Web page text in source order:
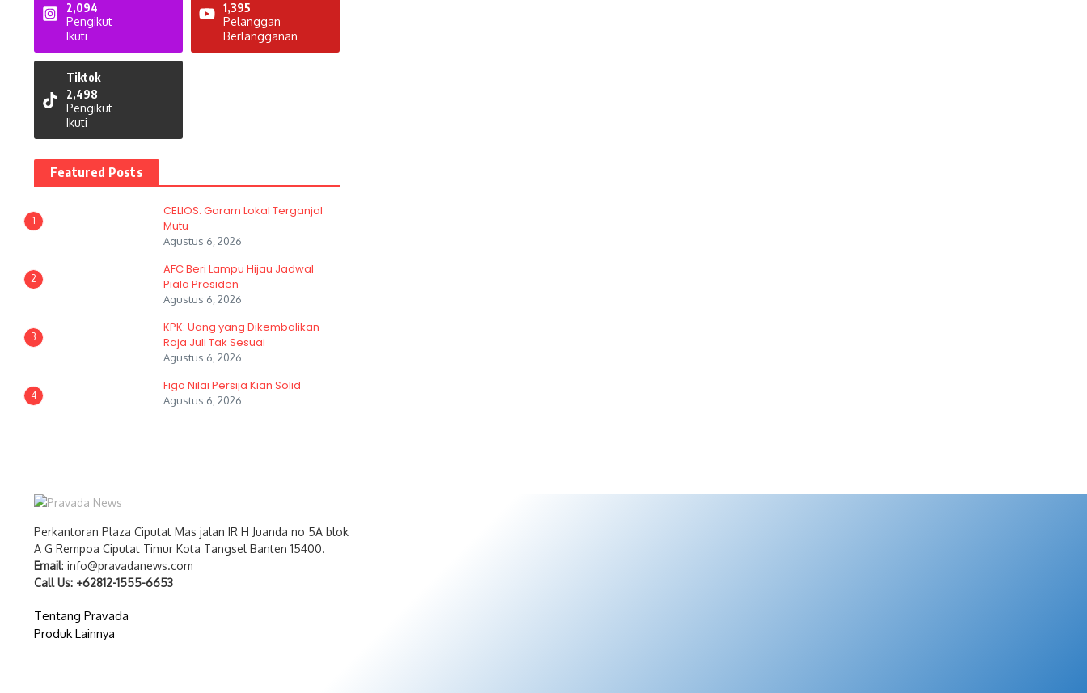
2,094
Pengikut
Ikuti
1,395
Pelanggan
Berlangganan
Tiktok
2,498
Pengikut
Ikuti
Featured Posts
1
CELIOS: Garam Lokal Terganjal
Mutu
Agustus 6, 2026
2
AFC Beri Lampu Hijau Jadwal
Piala Presiden
Agustus 6, 2026
3
KPK: Uang yang Dikembalikan
Raja Juli Tak Sesuai
Agustus 6, 2026
4
Figo Nilai Persija Kian Solid
Agustus 6, 2026
Perkantoran Plaza Ciputat Mas jalan IR H Juanda no 5A blok
A G Rempoa Ciputat Timur Kota Tangsel Banten 15400.
Email: info@pravadanews.com
Call Us: +62812-1555-6653
Tentang Pravada
Produk Lainnya